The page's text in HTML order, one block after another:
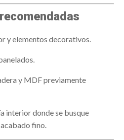
y elementos decorativos.
y MDF previamente
interior donde se busque
fino.